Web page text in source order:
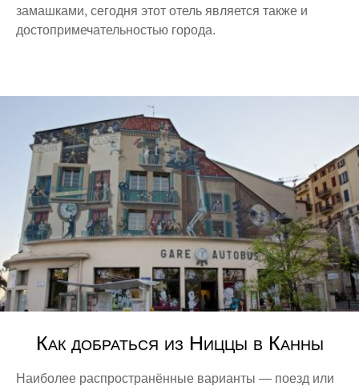
замашками, сегодня этот отель является также и
достопримечательностью города.
Как добраться из Ниццы в Канны
Наиболее распространённые варианты — поезд или